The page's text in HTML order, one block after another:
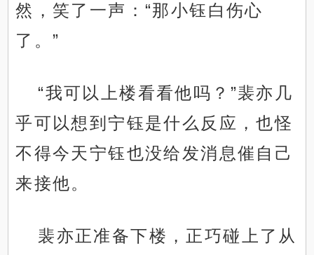
然，笑了一声：“那小钰白伤心
了。”
“我可以上楼看看他吗？”裴亦几
乎可以想到宁钰是什么反应，也怪
不得今天宁钰也没给发消息催自己
来接他。
裴亦正准备下楼，正巧碰上了从